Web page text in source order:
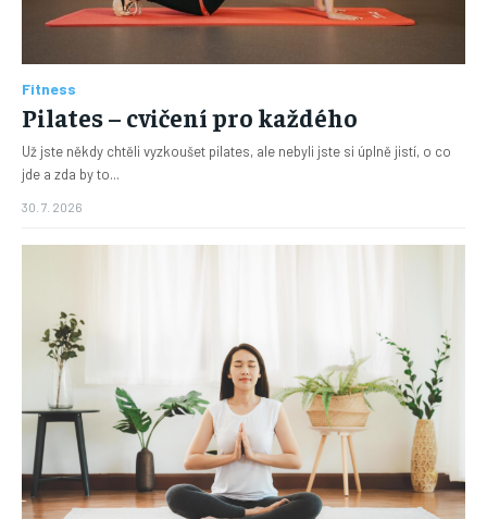
Fitness
Pilates – cvičení pro každého
Už jste někdy chtěli vyzkoušet pilates, ale nebyli jste si úplně jistí, o co
jde a zda by to...
30. 7. 2026